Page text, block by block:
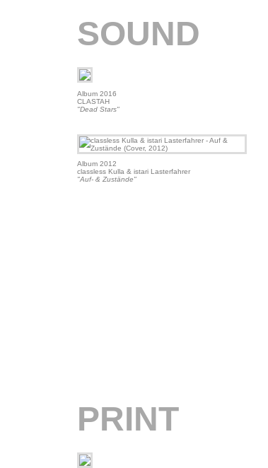
SOUND
Album 2016
CLASTAH
"Dead Stars"
Album 2012
classless Kulla & istari Lasterfahrer
"Auf- & Zustände"
PRINT